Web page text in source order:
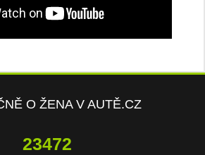
O ŽENA V AUTĚ.CZ
23472